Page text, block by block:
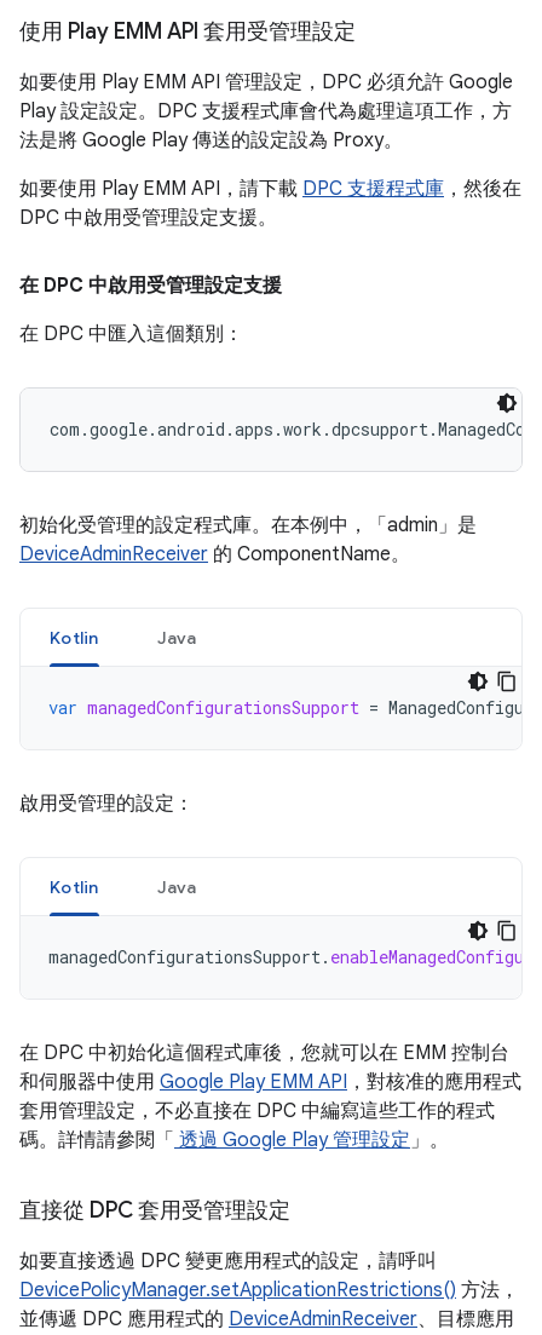
使用 Play EMM API 套用受管理設定
如要使用 Play EMM API 管理設定，DPC 必須允許 Google
Play 設定設定。DPC 支援程式庫會代為處理這項工作，方
法是將 Google Play 傳送的設定設為 Proxy。
如要使用 Play EMM API，請下載 DPC 支援程式庫 ，然後在
DPC 中啟用受管理設定支援。
在 DPC 中啟用受管理設定支援
在 DPC 中匯入這個類別：
初始化受管理的設定程式庫。在本例中，「admin」是
DeviceAdminReceiver 的 ComponentName。
Kotlin Java
var managedConfigurationsSupport =
啟用受管理的設定：
Kotlin Java
managedConfigurationsSupport.
在 DPC 中初始化這個程式庫後，您就可以在 EMM 控制台
和伺服器中使用 Google Play EMM API ，對核准的應用程式
套用管理設定，不必直接在 DPC 中編寫這些工作的程式
碼。詳情請參閱「 透過 Google Play 管理設定」。
直接從 DPC 套用受管理設定
如要直接透過 DPC 變更應用程式的設定，請呼叫
DevicePolicyManager.setApplicationRestrictions() 方法，
並傳遞 DPC 應用程式的 DeviceAdminReceiver、目標應用